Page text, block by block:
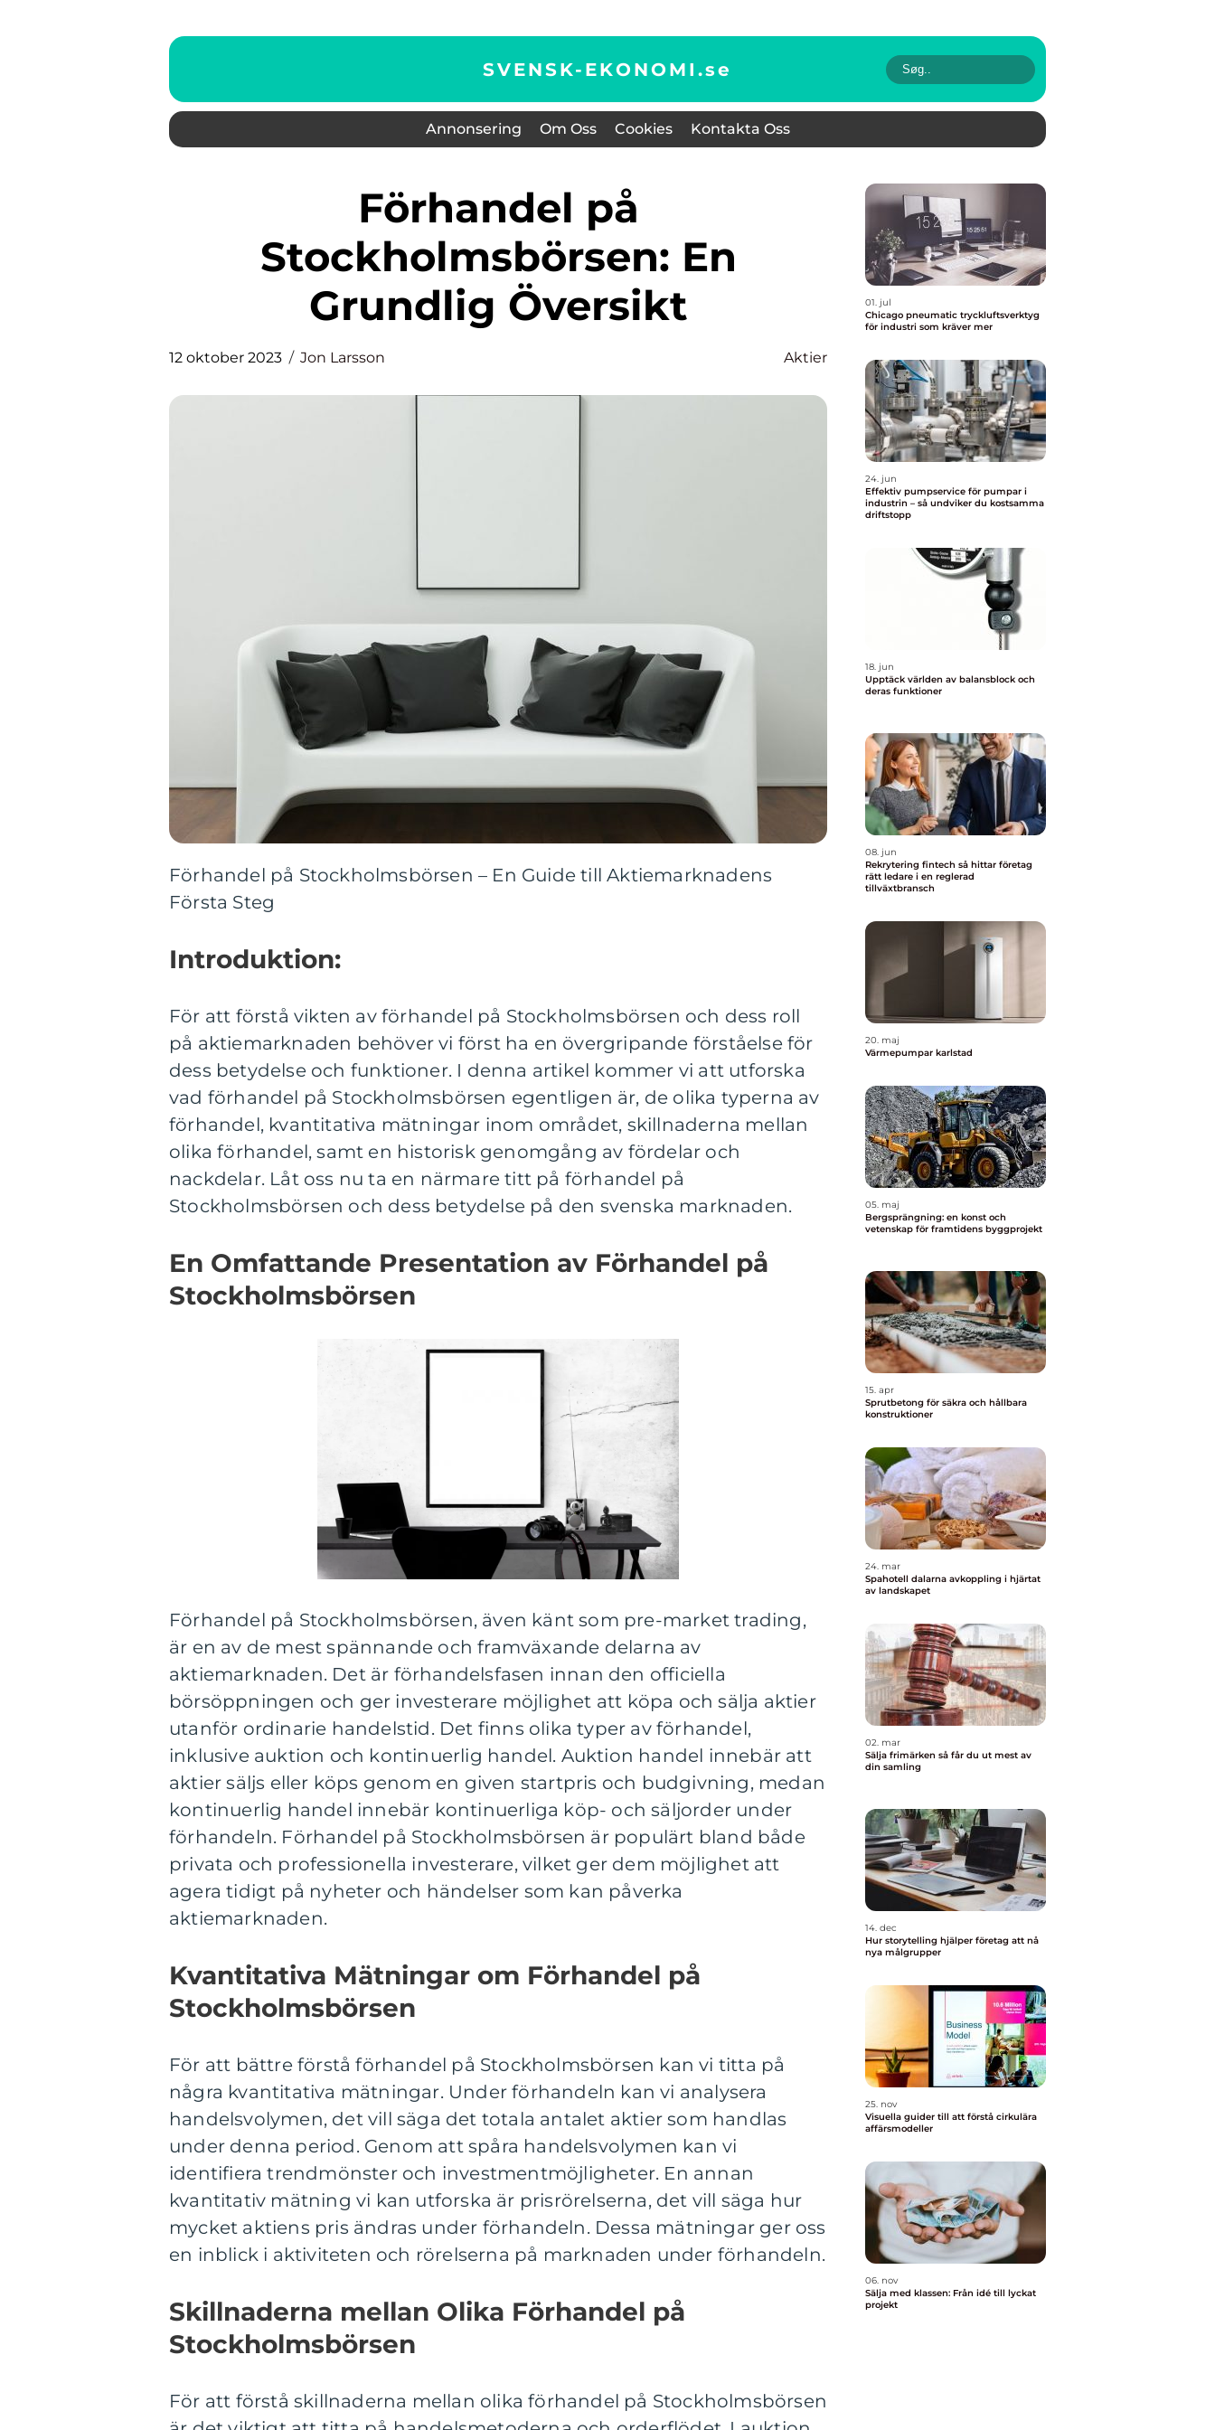
SVENSK-EKONOMI.se
Annonsering Om Oss Cookies Kontakta Oss
Förhandel på
Stockholmsbörsen: En
Grundlig Översikt
12 oktober 2023 Jon Larsson Aktier
Förhandel på Stockholmsbörsen – En Guide till Aktiemarknadens
Första Steg
Introduktion:
För att förstå vikten av förhandel på Stockholmsbörsen och dess roll
på aktiemarknaden behöver vi först ha en övergripande förståelse för
dess betydelse och funktioner. I denna artikel kommer vi att utforska
vad förhandel på Stockholmsbörsen egentligen är, de olika typerna av
förhandel, kvantitativa mätningar inom området, skillnaderna mellan
olika förhandel, samt en historisk genomgång av fördelar och
nackdelar. Låt oss nu ta en närmare titt på förhandel på
Stockholmsbörsen och dess betydelse på den svenska marknaden.
En Omfattande Presentation av Förhandel på
Stockholmsbörsen
Förhandel på Stockholmsbörsen, även känt som pre-market trading,
är en av de mest spännande och framväxande delarna av
aktiemarknaden. Det är förhandelsfasen innan den officiella
börsöppningen och ger investerare möjlighet att köpa och sälja aktier
utanför ordinarie handelstid. Det finns olika typer av förhandel,
inklusive auktion och kontinuerlig handel. Auktion handel innebär att
aktier säljs eller köps genom en given startpris och budgivning, medan
kontinuerlig handel innebär kontinuerliga köp- och säljorder under
förhandeln. Förhandel på Stockholmsbörsen är populärt bland både
privata och professionella investerare, vilket ger dem möjlighet att
agera tidigt på nyheter och händelser som kan påverka
aktiemarknaden.
Kvantitativa Mätningar om Förhandel på
Stockholmsbörsen
För att bättre förstå förhandel på Stockholmsbörsen kan vi titta på
några kvantitativa mätningar. Under förhandeln kan vi analysera
handelsvolymen, det vill säga det totala antalet aktier som handlas
under denna period. Genom att spåra handelsvolymen kan vi
identifiera trendmönster och investmentmöjligheter. En annan
kvantitativ mätning vi kan utforska är prisrörelserna, det vill säga hur
mycket aktiens pris ändras under förhandeln. Dessa mätningar ger oss
en inblick i aktiviteten och rörelserna på marknaden under förhandeln.
Skillnaderna mellan Olika Förhandel på
Stockholmsbörsen
För att förstå skillnaderna mellan olika förhandel på Stockholmsbörsen
01. jul
Chicago pneumatic tryckluftsverktyg
för industri som kräver mer
24. jun
Effektiv pumpservice för pumpar i
industrin – så undviker du kostsamma
driftstopp
18. jun
Upptäck världen av balansblock och
deras funktioner
08. jun
Rekrytering fintech så hittar företag
rätt ledare i en reglerad
tillväxtbransch
20. maj
Värmepumpar karlstad
05. maj
Bergsprängning: en konst och
vetenskap för framtidens byggprojekt
15. apr
Sprutbetong för säkra och hållbara
konstruktioner
24. mar
Spahotell dalarna avkoppling i hjärtat
av landskapet
02. mar
Sälja frimärken så får du ut mest av
din samling
14. dec
Hur storytelling hjälper företag att nå
nya målgrupper
25. nov
Visuella guider till att förstå cirkulära
affärsmodeller
06. nov
Sälja med klassen: Från idé till lyckat
projekt